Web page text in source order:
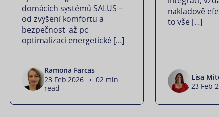
domácích systémů SALUS –
od zvýšení komfortu a
bezpečnosti až po
optimalizaci energetické […]
Ramona Farcas
23 Feb 2026 • 02 min
read
nákladově
to vše […]
Lisa
23 Feb